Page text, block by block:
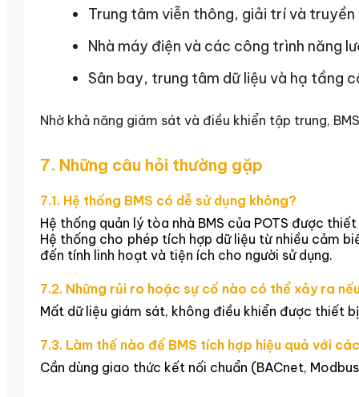
Trung tâm viễn thông, giải trí và truyền
Nhà máy điện và các công trình năng
Sân bay, trung tâm dữ liệu và hạ tầng
Nhờ khả năng giám sát và điều khiển tập trung,
7. Những câu hỏi thường gặp
7.1. Hệ thống BMS có dễ sử dụng không?
Hệ thống quản lý tòa nhà BMS của POTS được
Hệ thống cho phép tích hợp dữ liệu từ nhiều cảm
đến tính linh hoạt và tiện ích cho người sử dụng.
7.2. Những rủi ro hoặc sự cố nào có thể xảy ra
Mất dữ liệu giám sát, không điều khiển được thiết
7.3. Làm thế nào để BMS tích hợp hiệu quả với
Cần dùng giao thức kết nối chuẩn (BACnet,